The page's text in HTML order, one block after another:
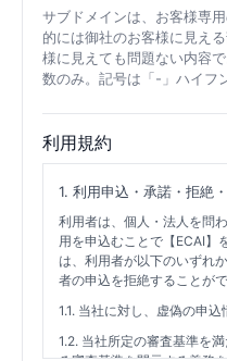
サブドメインは、お客様専
的には御社のお客様に見え
様に見えても問題ない内容
数のみ。記号は「-」ハイフ
利用規約
1. 利用申込・承諾・拒絶
利用者は、個人・法人を問
用を申込むことで【ECAI】
は、利用者が以下のいずれ
者の申込を拒絶することがで
1.1. 当社に対し、虚偽の申
1.2. 当社所定の審査基準を